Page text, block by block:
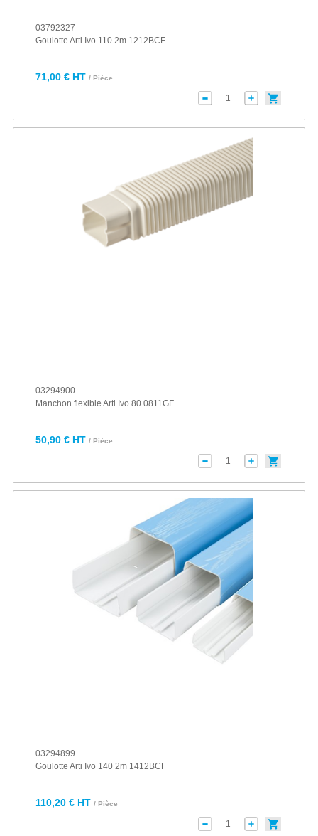
03792327
Goulotte Arti Ivo 110 2m 1212BCF
71,00 € HT / Pièce
03294900
Manchon flexible Arti Ivo 80 0811GF
50,90 € HT / Pièce
03294899
Goulotte Arti Ivo 140 2m 1412BCF
110,20 € HT / Pièce